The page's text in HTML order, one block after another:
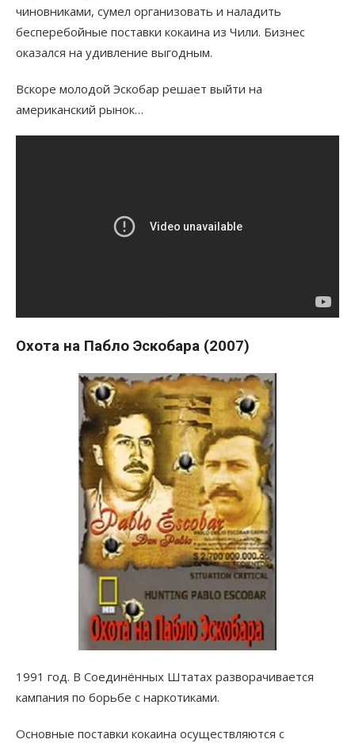
чиновниками, сумел организовать и наладить
бесперебойные поставки кокаина из Чили. Бизнес
оказался на удивление выгодным.
Вскоре молодой Эскобар решает выйти на
американский рынок…
Охота на Пабло Эскобара (2007)
1991 год. В Соединённых Штатах разворачивается
кампания по борьбе с наркотиками.
Основные поставки кокаина осуществляются с